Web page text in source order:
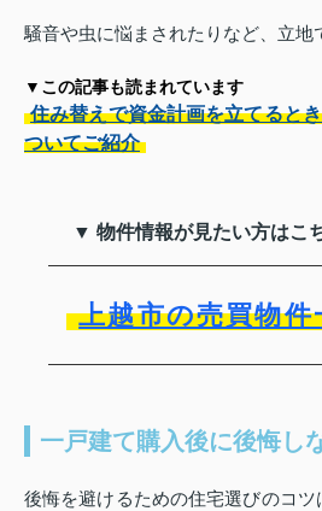
騒音や虫に悩まされたりなど、立地
▼この記事も読まれています
住み替えで資金計画を立てると
ついてご紹介
▼ 物件情報が見たい方はこ
上越市の売買物
一戸建て購入後に後悔し
後悔を避けるための住宅選びのコ